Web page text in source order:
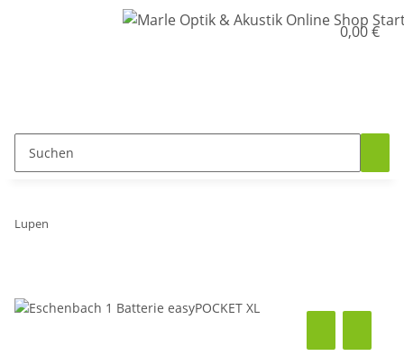
0,00 €
Lupen